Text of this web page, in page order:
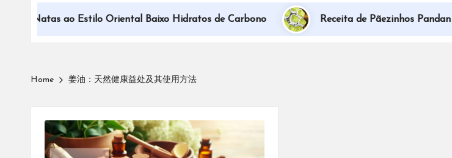
Natas ao Estilo Oriental Baixo Hidratos de Carbono Receita de Pãezinhos Pandan
Home 姜油：天然健康益处及其使用方法